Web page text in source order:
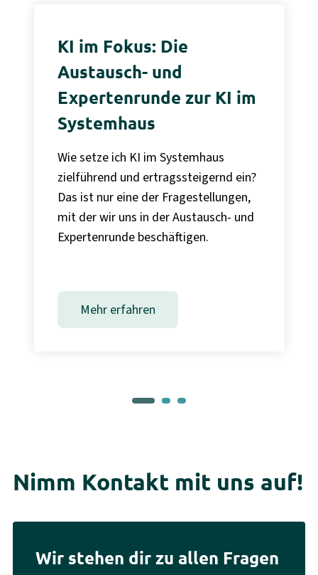
KI im Fokus: Die
Austausch- und
Expertenrunde zur KI im
Systemhaus
Wie setze ich KI im Systemhaus
zielführend und ertragssteigernd ein?
Das ist nur eine der Fragestellungen,
mit der wir uns in der Austausch- und
Expertenrunde beschäftigen.
Mehr erfahren
Nimm Kontakt mit uns auf!
Wir stehen dir zu allen Fragen